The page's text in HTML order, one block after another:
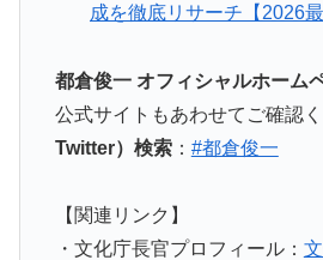
成を徹底リサーチ【2026最
都倉俊一 オフィシャルホーム
公式サイトもあわせてご確認
Twitter）検索： #都倉俊一
【関連リンク】
・文化庁長官プロフィール：